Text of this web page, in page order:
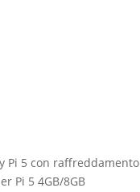
Pi 5 con
Pi 5 4GB/8GB